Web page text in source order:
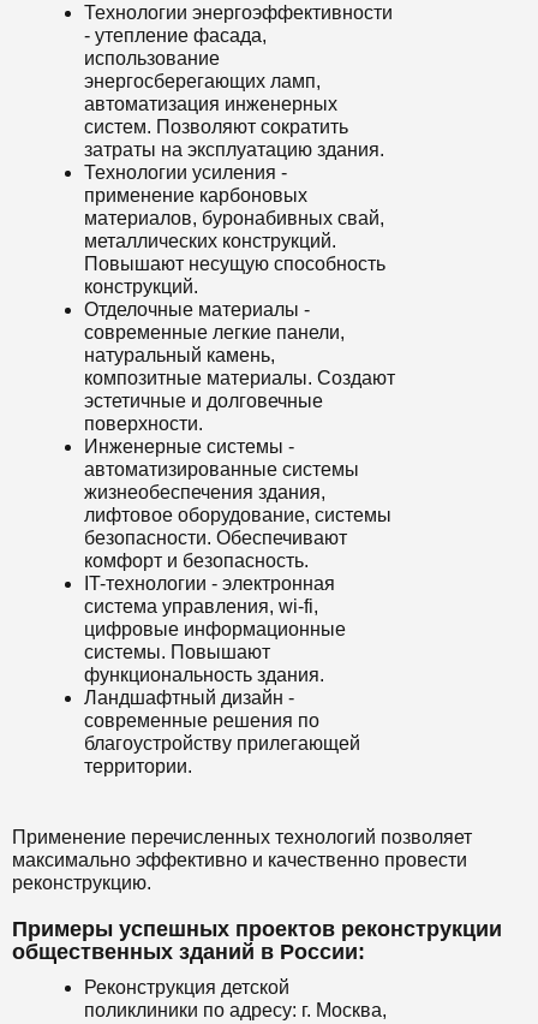
Технологии энергоэффективности
- утепление фасада,
использование
энергосберегающих ламп,
автоматизация инженерных
систем. Позволяют сократить
затраты на эксплуатацию здания.
Технологии усиления -
применение карбоновых
материалов, буронабивных свай,
металлических конструкций.
Повышают несущую способность
конструкций.
Отделочные материалы -
современные легкие панели,
натуральный камень,
композитные материалы. Создают
эстетичные и долговечные
поверхности.
Инженерные системы -
автоматизированные системы
жизнеобеспечения здания,
лифтовое оборудование, системы
безопасности. Обеспечивают
комфорт и безопасность.
IT-технологии - электронная
система управления, wi-fi,
цифровые информационные
системы. Повышают
функциональность здания.
Ландшафтный дизайн -
современные решения по
благоустройству прилегающей
территории.
Применение перечисленных технологий позволяет
максимально эффективно и качественно провести
реконструкцию.
Примеры успешных проектов реконструкции
общественных зданий в России:
Реконструкция детской
поликлиники по адресу: г. Москва,